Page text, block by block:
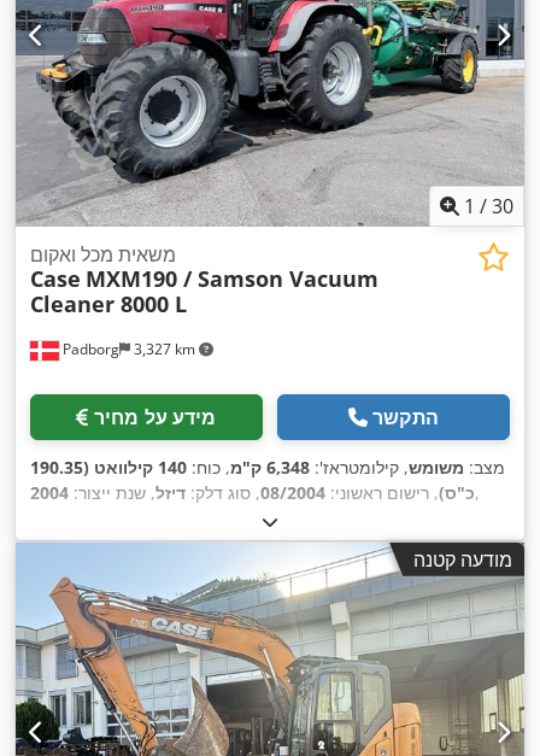
1 /30
Padborg 3,327 km
משאית מכל ואקום
Case MXM190 / Samson Vacuum
Cleaner 8000 L
מידע על מחיר התקשר
מצב: משומש, קילומטראז': 6,348 ק"מ , כוח:
140 קילוואט (190.35
כ"ס), רישום ראשוני: 08/2004, סוג דלק: דיזל, שנת ייצור: 2004 ,
מודעה קטנה